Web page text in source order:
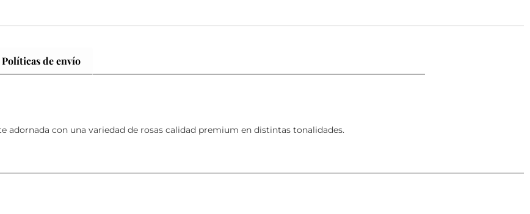
Políticas de envío
adornada con una variedad de rosas calidad premium en distintas tonalidades.